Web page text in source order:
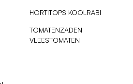
HORTITOPS KOOLRABI
TOMATENZADEN
VLEESTOMATEN